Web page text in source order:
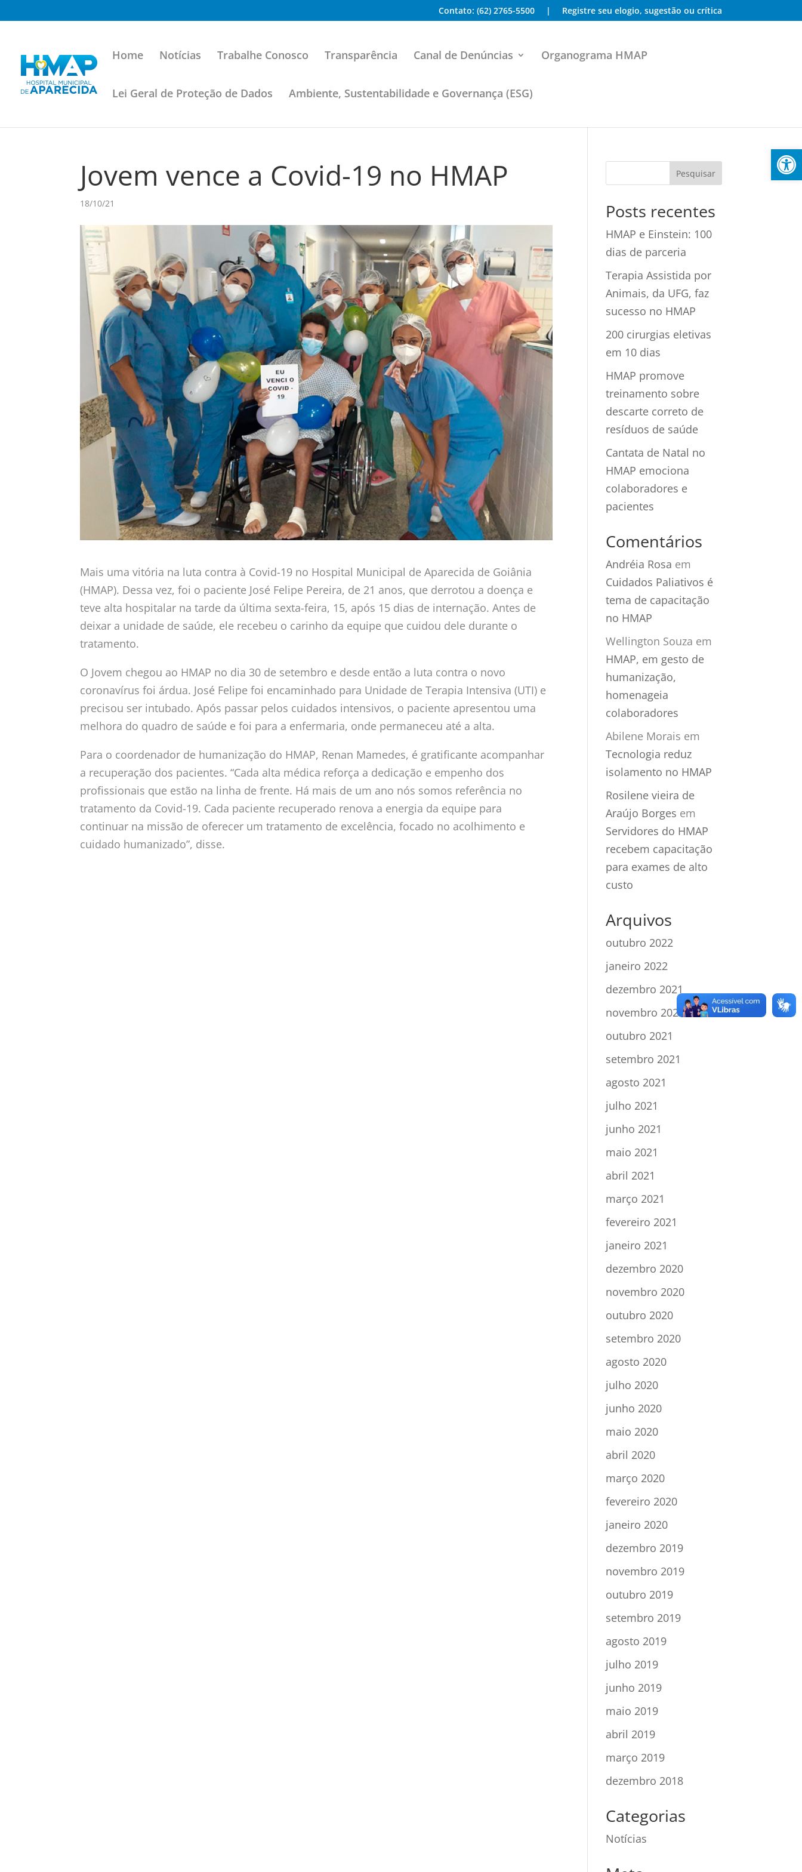
Abrir
Contato: (62) 2765-5500 | Registre seu elogio, sugestão ou crítica
Home Notícias Trabalhe Conosco Transparência Canal de Denúncias Organograma HMAP
Lei Geral de Proteção de Dados Ambiente, Sustentabilidade e Governança (ESG)
Jovem vence a Covid-19 no HMAP
18/10/21
Mais uma vitória na luta contra à Covid-19 no Hospital Municipal de Aparecida de Goiânia
(HMAP). Dessa vez, foi o paciente José Felipe Pereira, de 21 anos, que derrotou a doença e
teve alta hospitalar na tarde da última sexta-feira, 15, após 15 dias de internação. Antes de
deixar a unidade de saúde, ele recebeu o carinho da equipe que cuidou dele durante o
tratamento.
O Jovem chegou ao HMAP no dia 30 de setembro e desde então a luta contra o novo
coronavírus foi árdua. José Felipe foi encaminhado para Unidade de Terapia Intensiva (UTI) e
precisou ser intubado. Após passar pelos cuidados intensivos, o paciente apresentou uma
melhora do quadro de saúde e foi para a enfermaria, onde permaneceu até a alta.
Para o coordenador de humanização do HMAP, Renan Mamedes, é gratificante acompanhar
a recuperação dos pacientes. “Cada alta médica reforça a dedicação e empenho dos
profissionais que estão na linha de frente. Há mais de um ano nós somos referência no
tratamento da Covid-19. Cada paciente recuperado renova a energia da equipe para
continuar na missão de oferecer um tratamento de excelência, focado no acolhimento e
cuidado humanizado”, disse.
Posts recentes
HMAP e Einstein: 100
dias de parceria
Terapia Assistida por
Animais, da UFG, faz
sucesso no HMAP
200 cirurgias eletivas
em 10 dias
HMAP promove
treinamento sobre
descarte correto de
resíduos de saúde
Cantata de Natal no
HMAP emociona
colaboradores e
pacientes
Comentários
Andréia Rosa em
Cuidados Paliativos é
tema de capacitação
no HMAP
Wellington Souza em
HMAP, em gesto de
humanização,
homenageia
colaboradores
Abilene Morais em
Tecnologia reduz
isolamento no HMAP
Rosilene vieira de
Araújo Borges em
Servidores do HMAP
recebem capacitação
para exames de alto
custo
Arquivos
outubro 2022
janeiro 2022
dezembro 2021
novembro 2021
outubro 2021
setembro 2021
agosto 2021
julho 2021
junho 2021
maio 2021
abril 2021
março 2021
fevereiro 2021
janeiro 2021
dezembro 2020
novembro 2020
outubro 2020
setembro 2020
agosto 2020
julho 2020
junho 2020
maio 2020
abril 2020
março 2020
fevereiro 2020
janeiro 2020
dezembro 2019
novembro 2019
outubro 2019
setembro 2019
agosto 2019
julho 2019
junho 2019
maio 2019
abril 2019
março 2019
dezembro 2018
Categorias
Notícias